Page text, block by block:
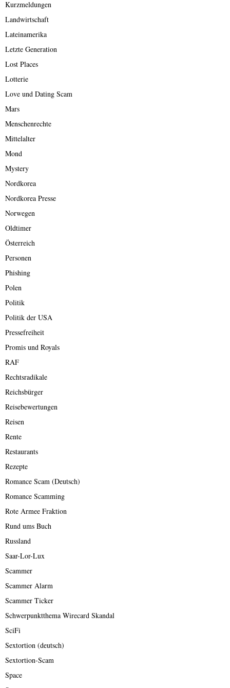
Kurzmeldungen
Landwirtschaft
Lateinamerika
Letzte Generation
Lost Places
Lotterie
Love und Dating Scam
Mars
Menschenrechte
Mittelalter
Mond
Mystery
Nordkorea
Nordkorea Presse
Norwegen
Oldtimer
Österreich
Personen
Phishing
Polen
Politik
Politik der USA
Pressefreiheit
Promis und Royals
RAF
Rechtsradikale
Reichsbürger
Reisebewertungen
Reisen
Rente
Restaurants
Rezepte
Romance Scam (Deutsch)
Romance Scamming
Rote Armee Fraktion
Rund ums Buch
Russland
Saar-Lor-Lux
Scammer
Scammer Alarm
Scammer Ticker
Schwerpunktthema Wirecard Skandal
SciFi
Sextortion (deutsch)
Sextortion-Scam
Space